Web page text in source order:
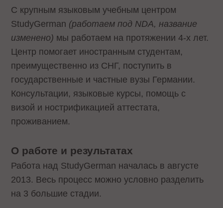
С крупным языковым учебным центром
StudyGerman (работаем под NDA, название
изменено) мы работаем на протяжении 4-х лет.
Центр помогает иностранным студентам,
преимущественно из СНГ, поступить в
государственные и частные вузы Германии.
Консультации, языковые курсы, помощь с
визой и нострификацией аттестата,
проживанием.
О работе и результатах
Работа над StudyGerman началась в августе
2013. Весь процесс можно условно разделить
на 3 большие стадии.